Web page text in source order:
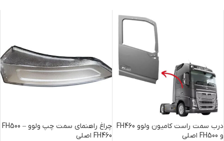
درب سمت راست کامیون ولوو FH460
و FH500 اصلی
چراغ راهنمای سمت چپ ولوو FH500 –
FH460 اصلی